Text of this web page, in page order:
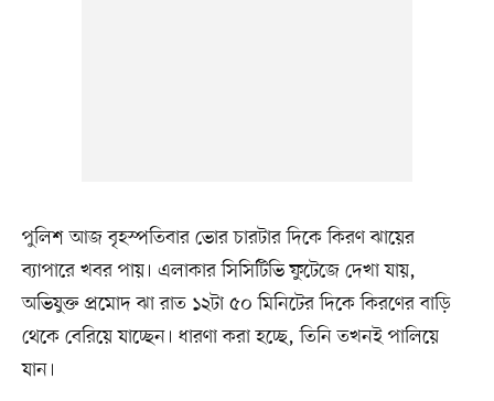
পুলিশ আজ বৃহস্পতিবার ভোর চারটার দিকে কিরণ ঝায়ের
ব্যাপারে খবর পায়। এলাকার সিসিটিভি ফুটেজে দেখা যায়,
অভিযুক্ত প্রমোদ ঝা রাত ১২টা ৫০ মিনিটের দিকে কিরণের বাড়ি
থেকে বেরিয়ে যাচ্ছেন। ধারণা করা হচ্ছে, তিনি তখনই পালিয়ে
যান।